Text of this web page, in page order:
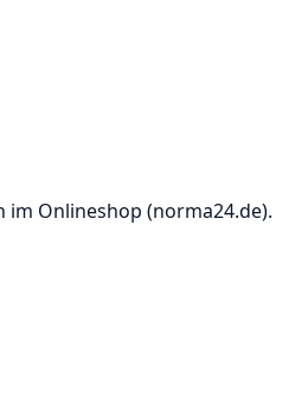
im Onlineshop (norma24.de).